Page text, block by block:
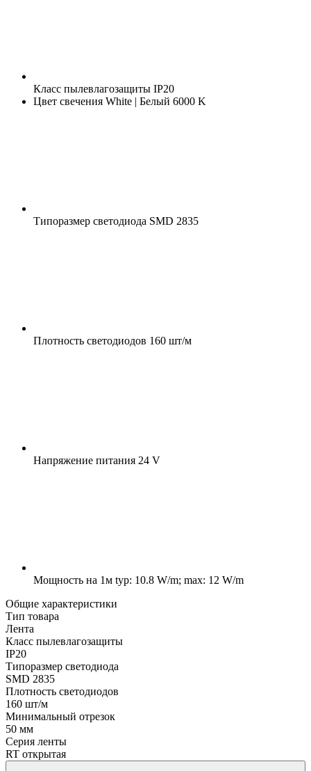
Класс пылевлагозащиты IP20
Цвет свечения White | Белый 6000 K
Типоразмер светодиода SMD 2835
Плотность светодиодов 160 шт/м
Напряжение питания 24 V
Мощность на 1м typ: 10.8 W/m; max: 12 W/m
Общие характеристики
Тип товара
Лента
Класс пылевлагозащиты
IP20
Типоразмер светодиода
SMD 2835
Плотность светодиодов
160 шт/м
Минимальный отрезок
50 мм
Серия ленты
RT открытая